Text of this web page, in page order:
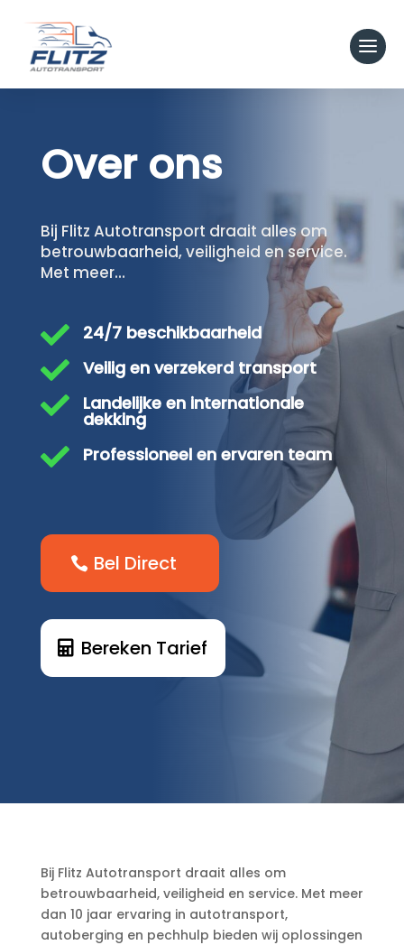
Over ons
Bij Flitz Autotransport draait alles om
betrouwbaarheid, veiligheid en service.
Met meer…
 24/7 beschikbaarheid
 Veilig en verzekerd transport
 Landelijke en internationale
dekking
 Professioneel en ervaren team
Bel Direct
Bereken Tarief
Bij Flitz Autotransport draait alles om
betrouwbaarheid, veiligheid en service. Met meer
dan 10 jaar ervaring in autotransport,
autoberging en pechhulp bieden wij oplossingen